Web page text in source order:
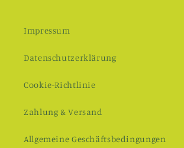
Impressum
Datenschutzerklärung
Cookie-Richtlinie
Zahlung & Versand
Allgemeine Geschäftsbedingungen